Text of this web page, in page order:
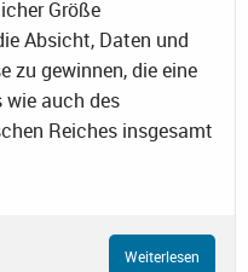
Größe
Absicht, Daten und
zu gewinnen, die eine
wie auch des
Reiches insgesamt
Weiterlesen